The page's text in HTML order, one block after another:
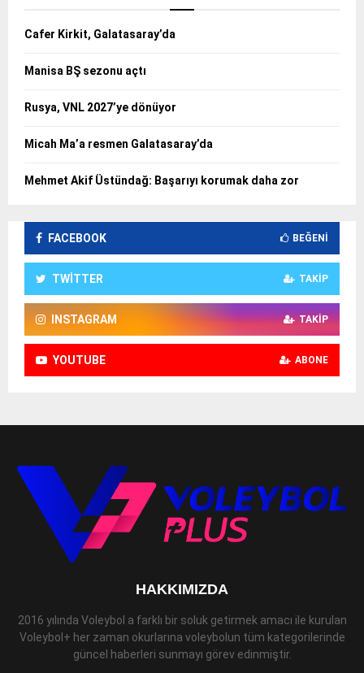
Cafer Kirkit, Galatasaray’da
Manisa BŞ sezonu açtı
Rusya, VNL 2027’ye dönüyor
Micah Ma’a resmen Galatasaray’da
Mehmet Akif Üstündağ: Başarıyı korumak daha zor
FACEBOOK BEĞENI
TWITTER TAKIP
INSTAGRAM TAKIP
YOUTUBE ABONE
HAKKIMIZDA
2016 yılında Voleybol a farklı bir soluk getirmek amacı ile kurulan
Voleybol+ her zaman okurlarına voleybolun tüm kategorilerinde
güncel haberleri sunmayı görev edinmiştir.